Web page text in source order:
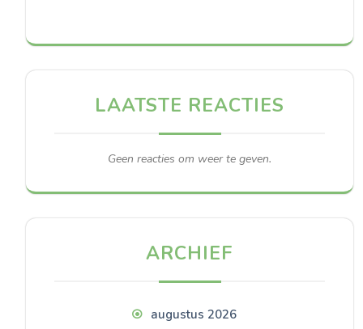
LAATSTE REACTIES
Geen reacties om weer te geven.
ARCHIEF
augustus 2026